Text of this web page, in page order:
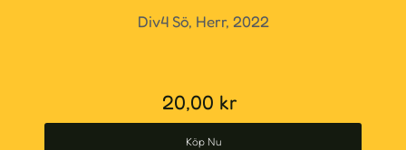
Div4 Sö, Herr, 2022
20,00 kr
Köp Nu